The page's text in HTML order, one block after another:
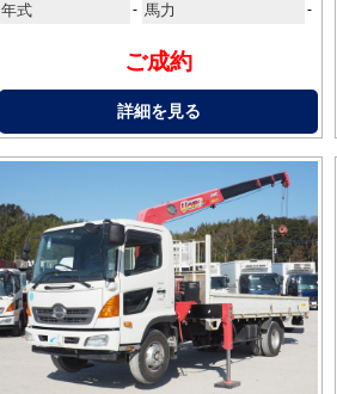
年式 - 馬力 -
ご成約
詳細を見る